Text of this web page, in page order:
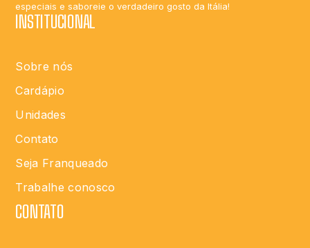
especiais e saboreie o verdadeiro gosto da Itália!
INSTITUCIONAL
Sobre nós
Cardápio
Unidades
Contato
Seja Franqueado
Trabalhe conosco
CONTATO